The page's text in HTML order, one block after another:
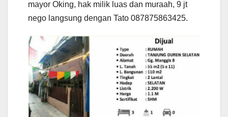
mayor Oking, hak milik luas dan muraah, 9 jt
nego langsung dengan Tato 087875863425.